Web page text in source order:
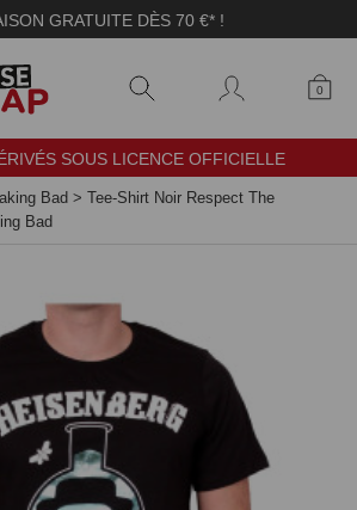
GRATUITE DÈS 70 €* !
0
SOUS LICENCE OFFICIELLE
Bad > Tee-Shirt Noir Respect The
Bad
cookies